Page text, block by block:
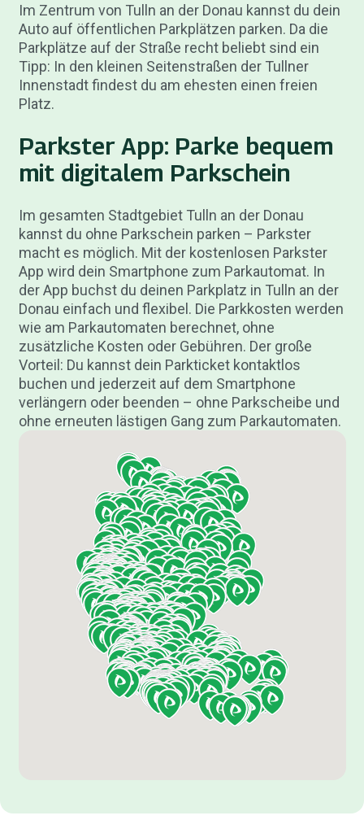
Im Zentrum von Tulln an der Donau kannst du dein
Auto auf öffentlichen Parkplätzen parken. Da die
Parkplätze auf der Straße recht beliebt sind ein
Tipp: In den kleinen Seitenstraßen der Tullner
Innenstadt findest du am ehesten einen freien
Platz.
Parkster App: Parke bequem
mit digitalem Parkschein
Im gesamten Stadtgebiet Tulln an der Donau
kannst du ohne Parkschein parken – Parkster
macht es möglich. Mit der kostenlosen Parkster
App wird dein Smartphone zum Parkautomat. In
der App buchst du deinen Parkplatz in Tulln an der
Donau einfach und flexibel. Die Parkkosten werden
wie am Parkautomaten berechnet, ohne
zusätzliche Kosten oder Gebühren. Der große
Vorteil: Du kannst dein Parkticket kontaktlos
buchen und jederzeit auf dem Smartphone
verlängern oder beenden – ohne Parkscheibe und
ohne erneuten lästigen Gang zum Parkautomaten.